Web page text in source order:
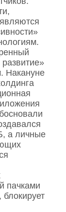
Накануне
а личные
пачками